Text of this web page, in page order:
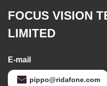
FOCUS VISION
LIMITED
E-mail
pippo@ridafone.com